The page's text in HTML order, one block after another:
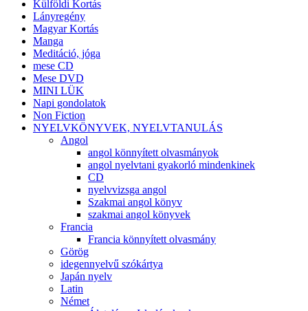
Külföldi Kortás
Lányregény
Magyar Kortás
Manga
Meditáció, jóga
mese CD
Mese DVD
MINI LÜK
Napi gondolatok
Non Fiction
NYELVKÖNYVEK, NYELVTANULÁS
Angol
angol könnyített olvasmányok
angol nyelvtani gyakorló mindenkinek
CD
nyelvvizsga angol
Szakmai angol könyv
szakmai angol könyvek
Francia
Francia könnyített olvasmány
Görög
idegennyelvű szókártya
Japán nyelv
Latin
Német